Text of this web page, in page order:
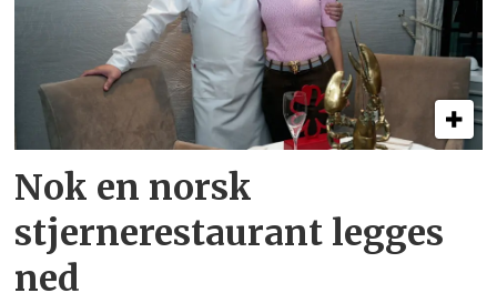
Nok en norsk
stjernerestaurant legges
ned